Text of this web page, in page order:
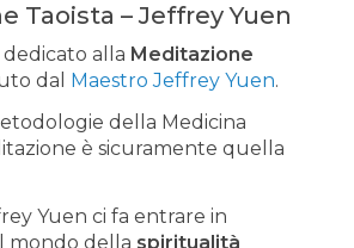
Taoista – Jeffrey Yuen
dedicato alla Meditazione
dal Maestro Jeffrey Yuen.
della Medicina
è sicuramente quella
Yuen ci fa entrare in
mondo della spiritualità